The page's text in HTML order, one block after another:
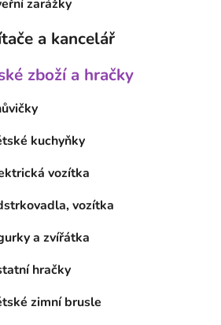
zarážky
a kancelář
zboží a hračky
kuchyňky
vozítka
vozítka
a zvířátka
hračky
zimní brusle